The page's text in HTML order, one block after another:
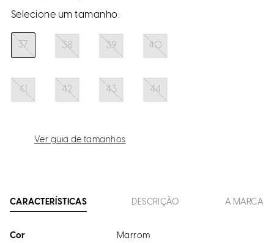
37 38 39 40
41 42 43 44
Ver guia de tamanhos
CARACTERÍSTICAS DESCRIÇÃO A MARCA
Cor Marrom